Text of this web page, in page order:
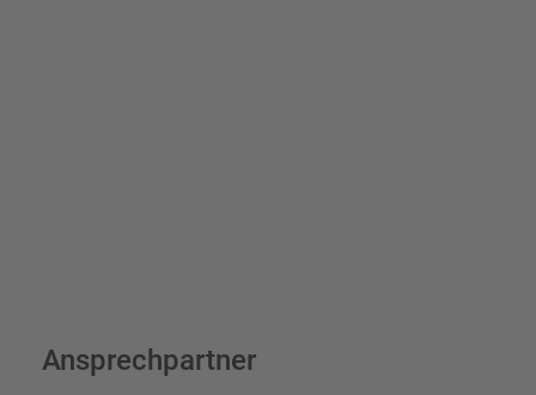
Ansprechpartner